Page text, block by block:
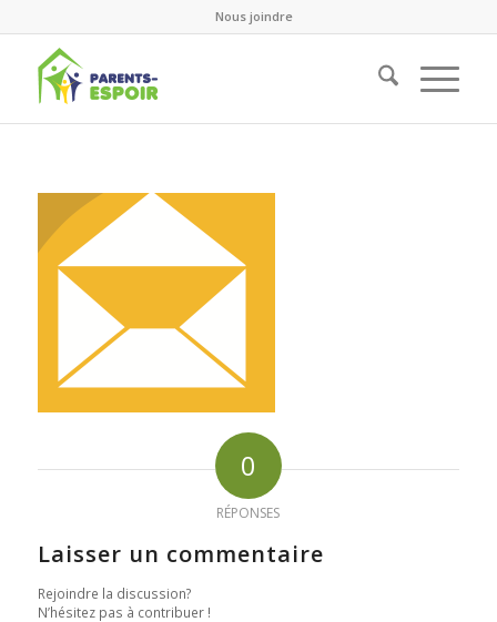
Nous joindre
0
RÉPONSES
Laisser un commentaire
Rejoindre la discussion?
N’hésitez pas à contribuer !